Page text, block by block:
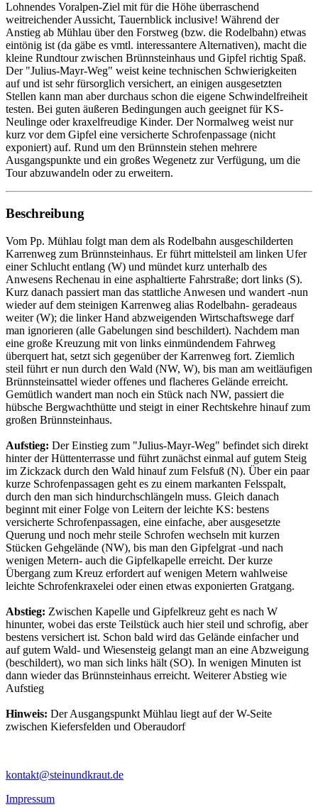
Lohnendes Voralpen-Ziel mit für die Höhe überraschend
weitreichender Aussicht, Tauernblick inclusive! Während der
Anstieg ab Mühlau über den Forstweg (bzw. die Rodelbahn) etwas
eintönig ist (da gäbe es vmtl. interessantere Alternativen), macht die
kleine Rundtour zwischen Brünnsteinhaus und Gipfel richtig Spaß.
Der "Julius-Mayr-Weg" weist keine technischen Schwierigkeiten
auf und ist sehr fürsorglich versichert, an einigen ausgesetzten
Stellen kann man aber durchaus schon die eigene Schwindelfreiheit
testen. Bei guten äußeren Bedingungen auch geeignet für KS-
Neulinge oder kraxelfreudige Kinder. Der Normalweg weist nur
kurz vor dem Gipfel eine versicherte Schrofenpassage (nicht
exponiert) auf. Rund um den Brünnstein stehen mehrere
Ausgangspunkte und ein großes Wegenetz zur Verfügung, um die
Tour abzuwandeln oder zu erweitern.
Beschreibung
Vom Pp. Mühlau folgt man dem als Rodelbahn ausgeschilderten
Karrenweg zum Brünnsteinhaus. Er führt mittelsteil am linken Ufer
einer Schlucht entlang (W) und mündet kurz unterhalb des
Anwesens Rechenau in eine asphaltierte Fahrstraße; dort links (S).
Kurz danach passiert man das stattliche Anwesen und wandert -nun
wieder auf dem steinigen Karrenweg alias Rodelbahn- geradeaus
weiter (W); die linker Hand abzweigenden Wirtschaftswege darf
man ignorieren (alle Gabelungen sind beschildert). Nachdem man
eine große Kreuzung mit von links einmündendem Fahrweg
überquert hat, setzt sich gegenüber der Karrenweg fort. Ziemlich
steil führt er nun durch den Wald (NW, W), bis man am weitläufigen
Brünnsteinsattel wieder offenes und flacheres Gelände erreicht.
Gemütlich wandert man noch ein Stück nach NW, passiert die
hübsche Bergwachthütte und steigt in einer Rechtskehre hinauf zum
großen Brünnsteinhaus.
Aufstieg: Der Einstieg zum "Julius-Mayr-Weg" befindet sich direkt
hinter der Hüttenterrasse und führt zunächst einmal auf gutem Steig
im Zickzack durch den Wald hinauf zum Felsfuß (N). Über ein paar
kurze Schrofenpassagen geht es zu einem markanten Felsspalt,
durch den man sich hindurchschlängeln muss. Gleich danach
beginnt mit einer Folge von Leitern der leichte KS: bestens
versicherte Schrofenpassagen, eine einfache, aber ausgesetzte
Querung und noch mehr steile Schrofen wechseln mit kurzen
Stücken Gehgelände (NW), bis man den Gipfelgrat -und nach
wenigen Metern- auch die Gipfelkapelle erreicht. Der kurze
Übergang zum Kreuz erfordert auf wenigen Metern wahlweise
leichte Schrofenkraxelei oder einen etwas exponierten Gratgang.
Abstieg: Zwischen Kapelle und Gipfelkreuz geht es nach W
hinunter, wobei das erste Teilstück auch hier steil und schrofig, aber
bestens versichert ist. Schon bald wird das Gelände einfacher und
auf gutem Wald- und Wiesensteig gelangt man an eine Abzweigung
(beschildert), wo man sich links hält (SO). In wenigen Minuten ist
dann wieder das Brünnsteinhaus erreicht. Weiterer Abstieg wie
Aufstieg
Hinweis: Der Ausgangspunkt Mühlau liegt auf der W-Seite
zwischen Kiefersfelden und Oberaudorf
kontakt@steinundkraut.de
Impressum